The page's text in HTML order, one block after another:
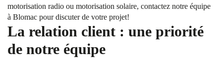
motorisation radio ou motorisation solaire, contactez notre équipe
à Blomac pour discuter de votre projet!
La relation client : une priorité
de notre équipe